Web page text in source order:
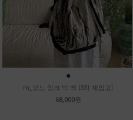
●
m_모노 잉크 빅 백 [3차 재입고]
68,000원